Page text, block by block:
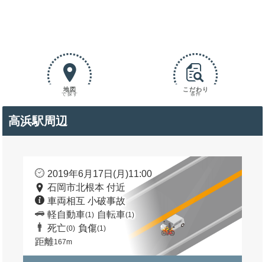
地図
で探す
こだわり
条件
高浜駅周辺
2019年6月17日(月)11:00
石岡市北根本 付近
車両相互 小破事故
軽自動車(1) 自転車(1)
死亡(0) 負傷(1)
距離167m